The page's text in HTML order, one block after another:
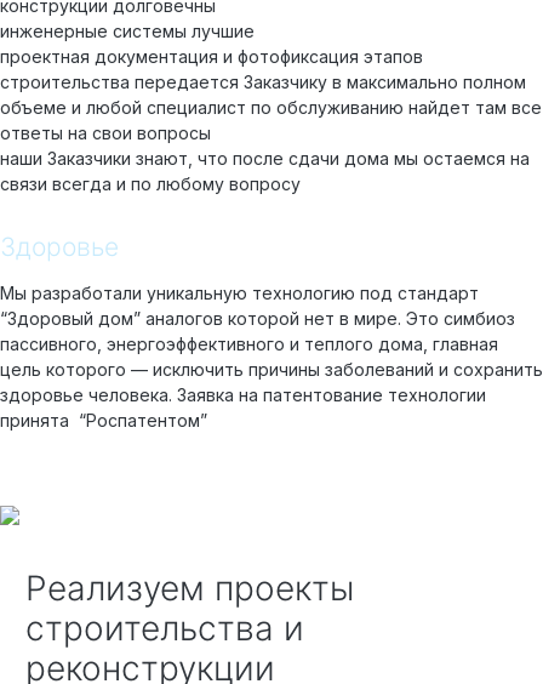
конструкции долговечны
инженерные системы лучшие
проектная документация и фотофиксация этапов
строительства передается Заказчику в максимально полном
объеме и любой специалист по обслуживанию найдет там все
ответы на свои вопросы
наши Заказчики знают, что после сдачи дома мы остаемся на
связи всегда и по любому вопросу
Здоровье
Мы разработали уникальную технологию под стандарт
“Здоровый дом” аналогов которой нет в мире. Это симбиоз
пассивного, энергоэффективного и теплого дома, главная
цель которого — исключить причины заболеваний и сохранить
здоровье человека. Заявка на патентование технологии
принята “Роспатентом”
Реализуем проекты
строительства и
реконструкции